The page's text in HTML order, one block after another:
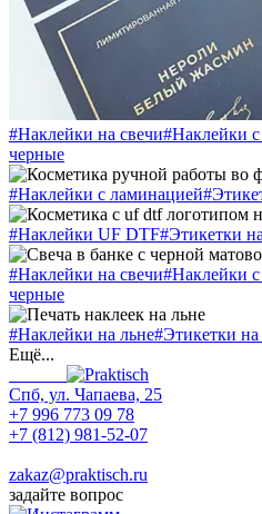
#Наклейки на свечи#Наклейки
черные
#Наклейки с ламинацией
#Наклейки UF DTF#Этикетки
#Наклейки на свечи#Наклейки
черные
#Наклейки на льне#Этикетки на
Ещё...
Спб, ул. Чапаева, 25
+7 996 773 09 78
+7 (812) 981-52-07
zakaz@praktisch.ru
задайте вопрос